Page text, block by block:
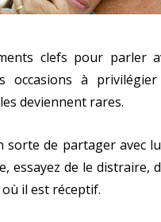
clefs pour parler
occasions à
deviennent rares.
sorte de partager avec
essayez de le distraire,
il est réceptif.